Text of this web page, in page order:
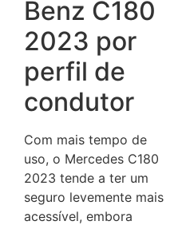
Benz C180
2023 por
perfil de
condutor
Com mais tempo de
uso, o Mercedes C180
2023 tende a ter um
seguro levemente mais
acessível, embora